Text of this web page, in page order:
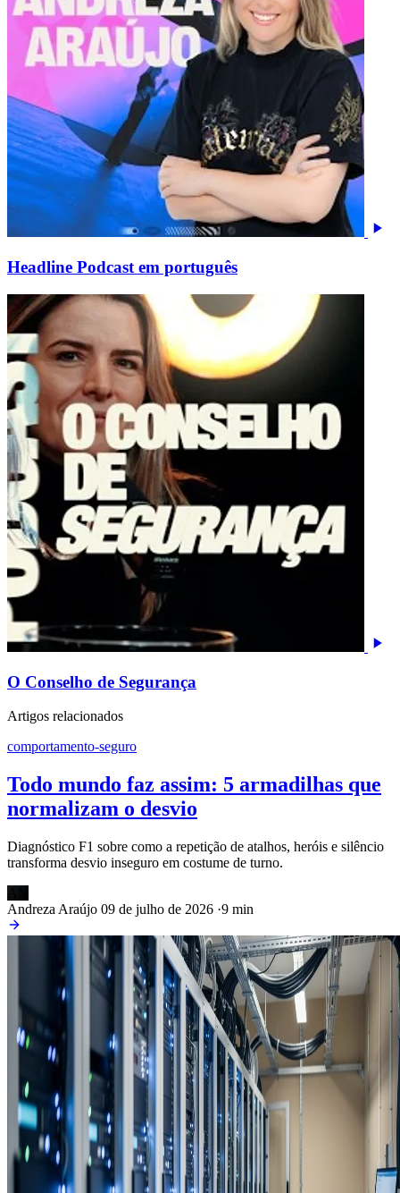
Headline Podcast em português
O Conselho de Segurança
Artigos relacionados
comportamento-seguro
Todo mundo faz assim: 5 armadilhas que
normalizam o desvio
Diagnóstico F1 sobre como a repetição de atalhos, heróis e silêncio
transforma desvio inseguro em costume de turno.
Andreza Araújo 09 de julho de 2026 ·9 min